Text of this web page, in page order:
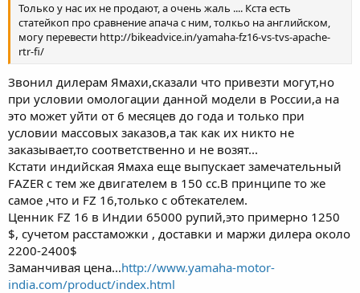
Только у нас их не продают, а очень жаль .... Кста есть
статейкоп про сравнение апача с ним, толкьо на английском,
могу перевести http://bikeadvice.in/yamaha-fz16-vs-tvs-apache-
rtr-fi/
Звонил дилерам Ямахи,сказали что привезти могут,но
при условии омологации данной модели в России,а на
это может уйти от 6 месяцев до года и только при
условии массовых заказов,а так как их никто не
заказывает,то соответственно и не возят...
Кстати индийская Ямаха еще выпускает замечательный
FAZER с тем же двигателем в 150 cc.В принципе то же
самое ,что и FZ 16,только с обтекателем.
Ценник FZ 16 в Индии 65000 рупий,это примерно 1250
$, сучетом расстаможки , доставки и маржи дилера около
2200-2400$
Заманчивая цена...http://www.yamaha-motor-
india.com/product/index.html